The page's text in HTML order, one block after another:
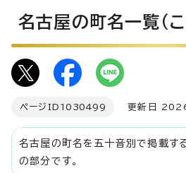
名古屋の町名一覧（こ
ページID 1030499 更新日 2026
名古屋の町名を五十音別で掲載する
の部分です。